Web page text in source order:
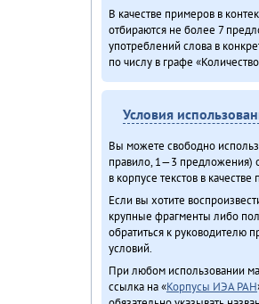
В качестве примеров в
отбираются не более 7
употреблений слова в
по числу в графе
Условия
Вы можете свободно
правило, 1—3 предложения)
в корпусе текстов в
Если вы хотите
крупные фрагменты либо
обратиться к руководителю
условий.
При любом использовании
ссылка на «Корпусы ИЭА РАН